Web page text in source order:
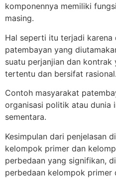
komponennya memiliki
masing.
Hal seperti itu terjadi karena
patembayan yang
suatu perjanjian dan kontrak
tertentu dan bersifat rasional.
Contoh masyarakat
organisasi politik atau dunia
sementara.
Kesimpulan dari penjelasan
kelompok primer dan
perbedaan yang signifikan,
perbedaan kelompok primer